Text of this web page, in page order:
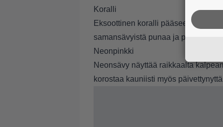
Koralli
Eksoottinen koralli pääsee
samansävyistä punaa ja poskille
Neonpinkki
Neonsävy näyttää raikkaalta
korostaa kauniisti myös